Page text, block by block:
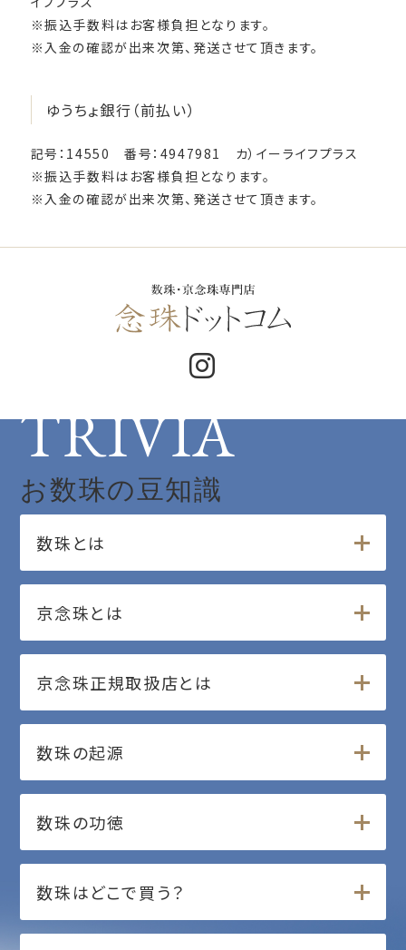
※振込手数料はお客様負担となります。
※入金の確認が出来次第、発送させて頂きます。
ゆうちょ銀行（前払い）
記号：14550 番号：4947981 カ）イーライフプラス
※振込手数料はお客様負担となります。
※入金の確認が出来次第、発送させて頂きます。
TRIVIA
お数珠の豆知識
数珠とは
京念珠とは
京念珠正規取扱店とは
数珠の起源
数珠の功徳
数珠はどこで買う？